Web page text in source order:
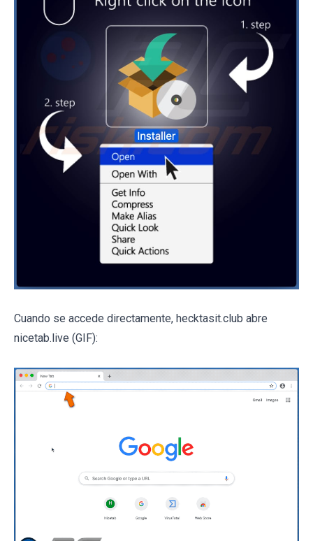
Cuando se accede directamente, hecktasit.club abre
nicetab.live (GIF):